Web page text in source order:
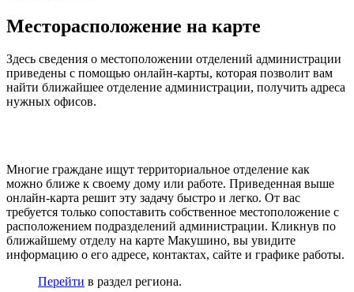
Месторасположение на карте
Здесь сведения о местоположении отделений администрации
приведены с помощью онлайн-карты, которая позволит вам
найти ближайшее отделение администрации, получить адреса
нужных офисов.
Многие граждане ищут территориальное отделение как
можно ближе к своему дому или работе. Приведенная выше
онлайн-карта решит эту задачу быстро и легко. От вас
требуется только сопоставить собственное местоположение с
расположением подразделений администрации. Кликнув по
ближайшему отделу на карте Макушино, вы увидите
информацию о его адресе, контактах, сайте и графике работы.
Перейти в раздел региона.